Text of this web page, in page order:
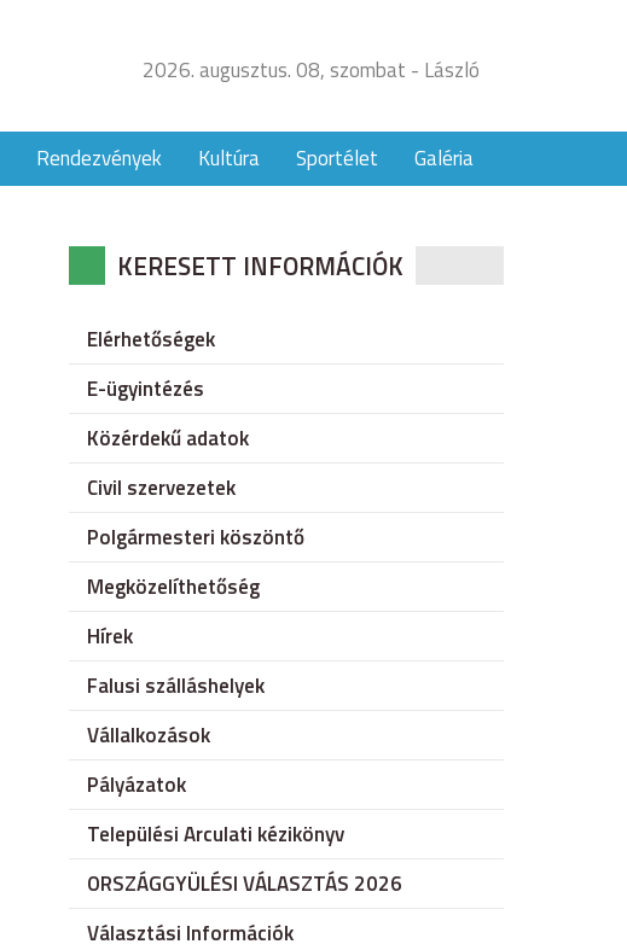
2026. augusztus. 08, szombat - László
Rendezvények Kultúra Sportélet Galéria
KERESETT INFORMÁCIÓK
Elérhetőségek
E-ügyintézés
Közérdekű adatok
Civil szervezetek
Polgármesteri köszöntő
Megközelíthetőség
Hírek
Falusi szálláshelyek
Vállalkozások
Pályázatok
Települési Arculati kézikönyv
ORSZÁGGYÜLÉSI VÁLASZTÁS 2026
Választási Információk